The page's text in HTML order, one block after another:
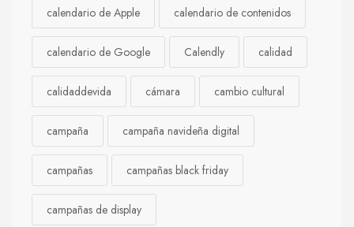
calendario de Apple calendario de contenidos
calendario de Google Calendly calidad
calidaddevida cámara cambio cultural
campaña campaña navideña digital
campañas campañas black friday
campañas de display